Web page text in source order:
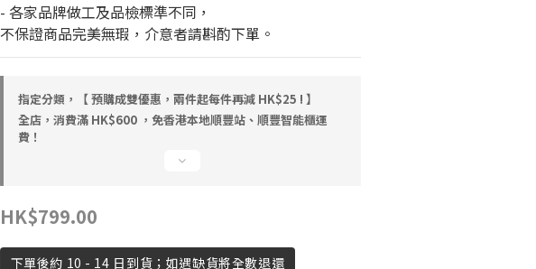
- 各家品牌做工及品檢標準不同，
不保證商品完美無瑕，介意者請斟酌下單。
指定分類，【 預購成雙優惠，兩件起每件再減 HK$25 ! 】
全店，消費滿 HK$600 ，免香港本地順豐站、順豐智能櫃運
費！
HK$799.00
下單後約 10 - 14 日到貨；如遇缺貨將全數退還